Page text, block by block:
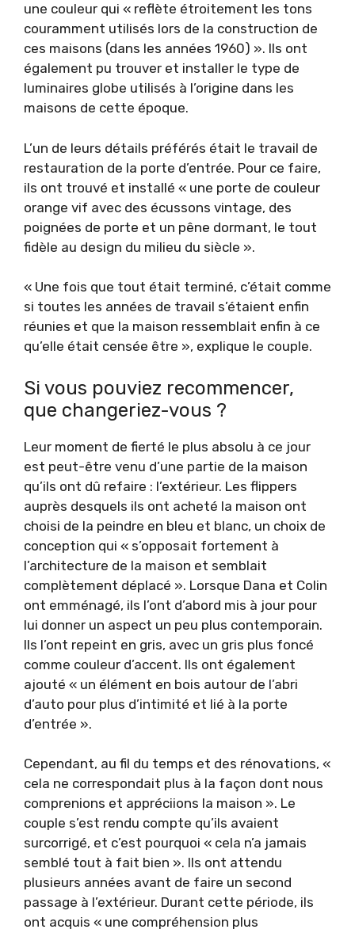
une couleur qui « reflète étroitement les tons
couramment utilisés lors de la construction de
ces maisons (dans les années 1960) ». Ils ont
également pu trouver et installer le type de
luminaires globe utilisés à l’origine dans les
maisons de cette époque.
L’un de leurs détails préférés était le travail de
restauration de la porte d’entrée. Pour ce faire,
ils ont trouvé et installé « une porte de couleur
orange vif avec des écussons vintage, des
poignées de porte et un pêne dormant, le tout
fidèle au design du milieu du siècle ».
« Une fois que tout était terminé, c’était comme
si toutes les années de travail s’étaient enfin
réunies et que la maison ressemblait enfin à ce
qu’elle était censée être », explique le couple.
Si vous pouviez recommencer,
que changeriez-vous ?
Leur moment de fierté le plus absolu à ce jour
est peut-être venu d’une partie de la maison
qu’ils ont dû refaire : l’extérieur. Les flippers
auprès desquels ils ont acheté la maison ont
choisi de la peindre en bleu et blanc, un choix de
conception qui « s’opposait fortement à
l’architecture de la maison et semblait
complètement déplacé ». Lorsque Dana et Colin
ont emménagé, ils l’ont d’abord mis à jour pour
lui donner un aspect un peu plus contemporain.
Ils l’ont repeint en gris, avec un gris plus foncé
comme couleur d’accent. Ils ont également
ajouté « un élément en bois autour de l’abri
d’auto pour plus d’intimité et lié à la porte
d’entrée ».
Cependant, au fil du temps et des rénovations, «
cela ne correspondait plus à la façon dont nous
comprenions et appréciions la maison ». Le
couple s’est rendu compte qu’ils avaient
surcorrigé, et c’est pourquoi « cela n’a jamais
semblé tout à fait bien ». Ils ont attendu
plusieurs années avant de faire un second
passage à l’extérieur. Durant cette période, ils
ont acquis « une compréhension plus